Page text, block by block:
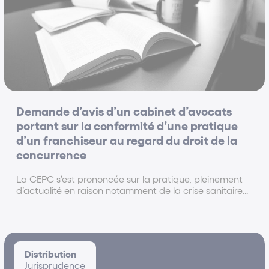
Palmarès du Droit 2021 (Le Monde du Droit)
Trophée d'Or en Concurrence
Palmarès du Droit 2021 (Le Monde du Droit)
Incontournable en Droit de la distribution &
pratiques restrictives
Parmi les meilleurs cabinets d’avocats en Droit de
la consommation
Palmarès des Avocats 2021 (Le Point – Statista)
Parmi les meilleurs cabinets d’avocats en Droit
commercial, des affaires et de la concurrence
N°1 en Droit de la franchise
Classement Décideurs 2020
Demande d’avis d’un cabinet d’avocats
portant sur la conformité d’une pratique
d’un franchiseur au regard du droit de la
concurrence
La CEPC s’est prononcée sur la pratique, pleinement
d’actualité en raison notamment de la crise sanitaire
Distribution
Jurisprudence